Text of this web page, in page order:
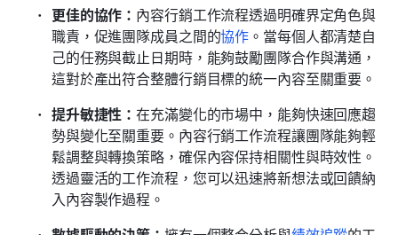
更佳的協作： 內容行銷工作流程透過明確界定角色與
職責，促進團隊成員之間的協作 。當每個人都清楚自
己的任務與截止日期時，能夠鼓勵團隊合作與溝通，
這對於產出符合整體行銷目標的統一內容至關重要。
提升敏捷性：在充滿變化的市場中，能夠快速回應趨
勢與變化至關重要。內容行銷工作流程讓團隊能夠輕
鬆調整與轉換策略，確保內容保持相關性與時效性。
透過靈活的工作流程，您可以迅速將新想法或回饋納
入內容製作過程。